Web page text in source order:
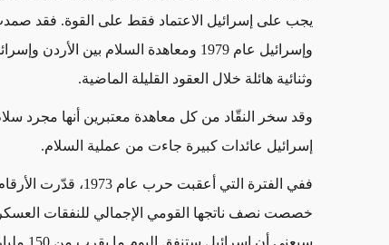
يجب على إسرائيل الاعتماد فقط على القوة. فقد
وثنائية هائلة خلال العقود القليلة الماضية.
وقد سخر النقّاد من كل معاهدة معتبرين أنها مجرد
إسرائيل عائدات كبيرة جاءت من عملية السلام.
ففي الفترة التي أعقبت
خصصت نصف ناتجها القومي الإجمالي للنفقات
سيعني